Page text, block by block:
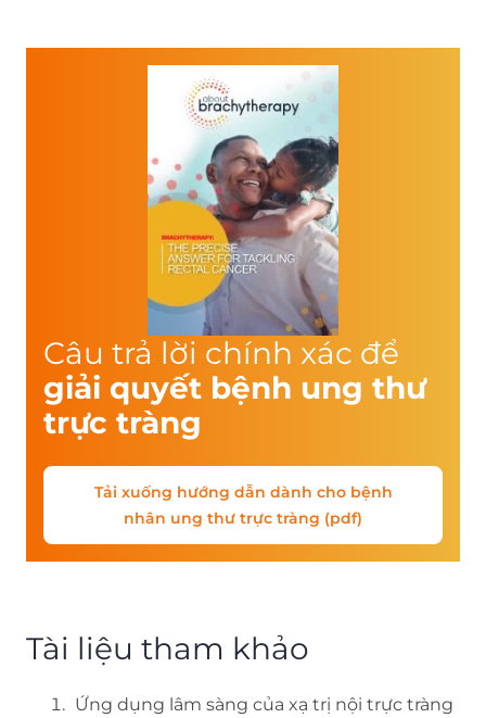
Câu trả lời chính xác để
giải quyết bệnh ung thư
trực tràng
Tải xuống hướng dẫn dành cho bệnh
nhân ung thư trực tràng (pdf)
Tài liệu tham khảo
Ứng dụng lâm sàng của xạ trị nội trực tràng